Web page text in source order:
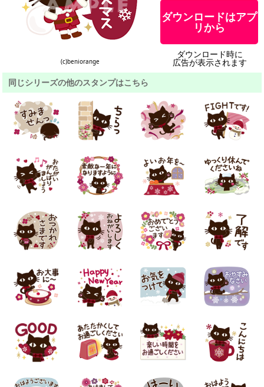
(c)beniorange
ダウンロードはアプ
リから
ダウンロード時に
広告が表示されます
同じシリーズの他のスタンプはこちら